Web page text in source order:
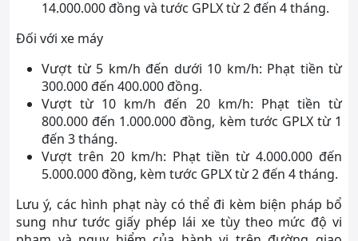
14.000.000 đồng và tước GPLX từ 2 đến 4 tháng.
Đối với xe máy
Vượt từ 5 km/h đến dưới 10 km/h: Phạt tiền từ
300.000 đến 400.000 đồng.
Vượt từ 10 km/h đến 20 km/h: Phạt tiền từ
800.000 đến 1.000.000 đồng, kèm tước GPLX từ 1
đến 3 tháng.
Vượt trên 20 km/h: Phạt tiền từ 4.000.000 đến
5.000.000 đồng, kèm tước GPLX từ 2 đến 4 tháng.
Lưu ý, các hình phạt này có thể đi kèm biện pháp bổ
sung như tước giấy phép lái xe tùy theo mức độ vi